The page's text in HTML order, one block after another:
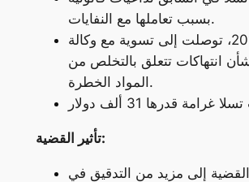
بسبب تعاملها مع النفايات.
في عام 2019، توصلت إلى تسوية مع وكالة
انتهاكات تتعلق بالتخلص من
المواد الخطرة.
تأثير القضية:
إلى مزيد من التدقيق في